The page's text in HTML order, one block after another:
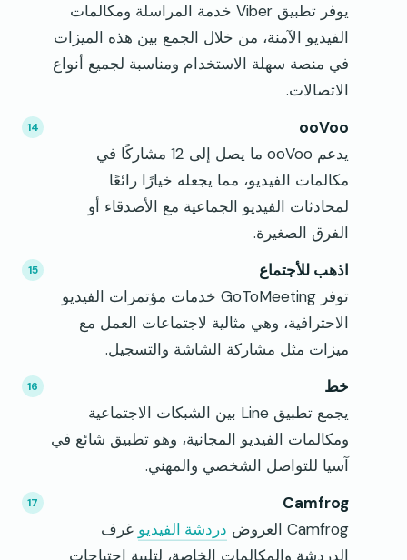
يوفر تطبيق Viber خدمة المراسلة ومكالمات
الفيديو الآمنة، من خلال الجمع بين هذه الميزات
في منصة سهلة الاستخدام ومناسبة لجميع أنواع
الاتصالات.
ooVoo
يدعم ooVoo ما يصل إلى 12 مشاركًا في
مكالمات الفيديو، مما يجعله خيارًا رائعًا
لمحادثات الفيديو الجماعية مع الأصدقاء أو
الفرق الصغيرة.
اذهب للأجتماع
توفر GoToMeeting خدمات مؤتمرات الفيديو
الاحترافية، وهي مثالية لاجتماعات العمل مع
ميزات مثل مشاركة الشاشة والتسجيل.
خط
يجمع تطبيق Line بين الشبكات الاجتماعية
ومكالمات الفيديو المجانية، وهو تطبيق شائع في
آسيا للتواصل الشخصي والمهني.
Camfrog
Camfrog العروض
دردشة الفيديو غرف
الدردشة والمكالمات الخاصة، لتلبية احتياجات